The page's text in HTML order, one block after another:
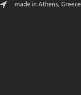
made in Athens, Greece